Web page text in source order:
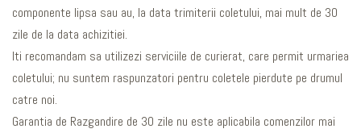
componente lipsa sau au, la data trimiterii coletului, mai mult de 30
zile de la data achizitiei.
Iti recomandam sa utilizezi serviciile de curierat, care permit urmariea
coletului; nu suntem raspunzatori pentru coletele pierdute pe drumul
catre noi.
Garantia de Razgandire de 30 zile nu este aplicabila comenzilor mai